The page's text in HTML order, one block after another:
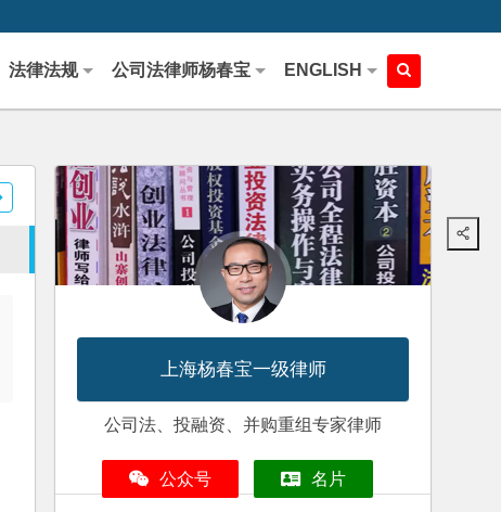
法律法规 公司法律师杨春宝 ENGLISH
上海杨春宝一级律师
公司法、投融资、并购重组专家律师
公众号 名片